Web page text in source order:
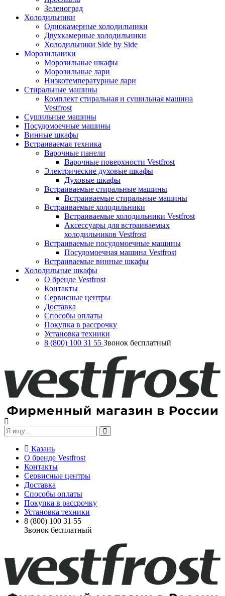
Зеленоград
Холодильники
Однокамерные холодильники
Двухкамерные холодильники
Холодильники Side by Side
Морозильники
Морозильные шкафы
Морозильные лари
Низкотемпературные лари
Стиральные машины
Комплект стиральная и сушильная машина
Vestfrost
Сушильные машины
Посудомоечные машины
Винные шкафы
Встраиваемая техника
Варочные панели
Варочные поверхности Vestfrost
Электрические духовые шкафы
Духовые шкафы
Встраиваемые стиральные машины
Встраиваемые стиральные машины
Встраиваемые холодильники
Встраиваемые холодильники Vestfrost
Аксессуары для встраиваемых
холодильников Vestfrost
Встраиваемые посудомоечные машины
Посудомоечная машина Vestfrost
Встраиваемые винные шкафы
Холодильные шкафы
О бренде Vestfrost
Контакты
Сервисные центры
Доставка
Способы оплаты
Покупка в рассрочку
Установка техники
8 (800) 100 31 55 Звонок бесплатный
Казань
О бренде Vestfrost
Контакты
Сервисные центры
Доставка
Способы оплаты
Покупка в рассрочку
Установка техники
8 (800) 100 31 55
Звонок бесплатный